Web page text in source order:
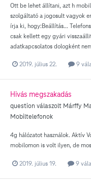
Ott be lehet állítani, azt h
szolgáltató a jogosult vagyok
írja ki, hogy:Beállítás...
csak kellett egy gyári
adatkapcsolatos dologként
2019. július 22. 9
Hivás megszakadás
question válaszolt Márffy
Mobiltelefonok
4g hálózatot használok. Aktív
mobilomon is volt ilyen, de
2019. július 19. 9